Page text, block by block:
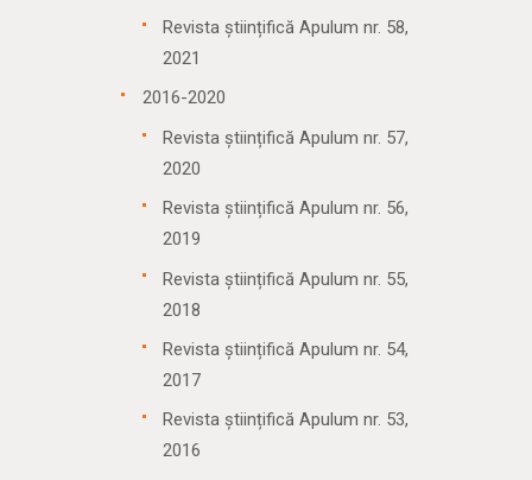
Revista științifică Apulum nr. 58,
2021
2016-2020
Revista științifică Apulum nr. 57,
2020
Revista științifică Apulum nr. 56,
2019
Revista științifică Apulum nr. 55,
2018
Revista științifică Apulum nr. 54,
2017
Revista științifică Apulum nr. 53,
2016